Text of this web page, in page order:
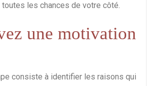
les chances de votre côté.
une motivation
consiste à identifier les raisons qui